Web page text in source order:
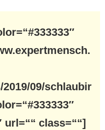
09/schlaubir
url=““ class=““]